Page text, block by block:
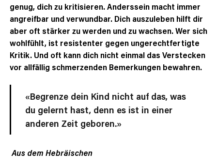
genug, dich zu kritisieren. Anderssein macht immer
angreifbar und verwundbar. Dich auszuleben hilft dir
aber oft stärker zu werden und zu wachsen. Wer sich
wohlfühlt, ist resistenter gegen ungerechtfertigte
Kritik. Und oft kann dich nicht einmal das Verstecken
vor allfällig schmerzenden Bemerkungen bewahren.
«Begrenze dein Kind nicht auf das, was
du gelernt hast, denn es ist in einer
anderen Zeit geboren.»
Aus dem Hebräischen